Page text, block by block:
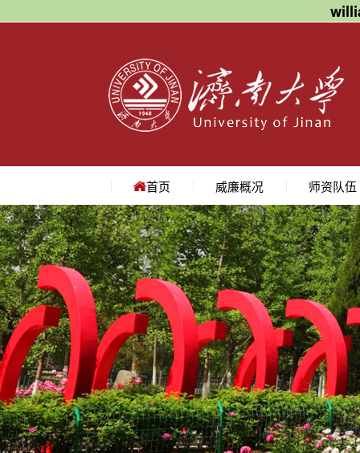
首页 威廉概况
学院简介
学院领导
机构设置
院长寄语
地理位置
师资队伍
教授
副教授
讲师
名师访谈